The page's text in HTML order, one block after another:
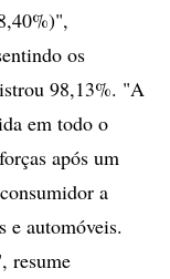
os
98,13%. "A
em todo o
após um
a
e automóveis.
resume